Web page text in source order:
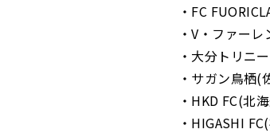
・FC
・V・ファー
・大分トリニ
・サガン鳥栖(
・HKD FC(北
・HIGASHI